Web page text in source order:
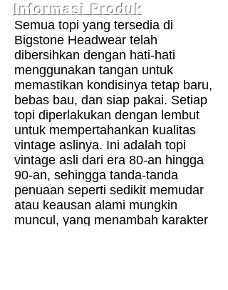
Informasi Produk
Semua topi yang tersedia di
Bigstone Headwear telah
dibersihkan dengan hati-hati
menggunakan tangan untuk
memastikan kondisinya tetap baru,
bebas bau, dan siap pakai. Setiap
topi diperlakukan dengan lembut
untuk mempertahankan kualitas
vintage aslinya. Ini adalah topi
vintage asli dari era 80-an hingga
90-an, sehingga tanda-tanda
penuaan seperti sedikit memudar
atau keausan alami mungkin
muncul, yang menambah karakter